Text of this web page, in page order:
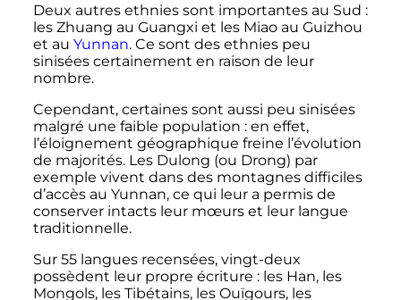
Deux autres ethnies sont importantes au Sud :
les Zhuang au Guangxi et les Miao au Guizhou
et au Yunnan. Ce sont des ethnies peu
sinisées certainement en raison de leur
nombre.
Cependant, certaines sont aussi peu sinisées
malgré une faible population : en effet,
l’éloignement géographique freine l’évolution
de majorités. Les Dulong (ou Drong) par
exemple vivent dans des montagnes difficiles
d’accès au Yunnan, ce qui leur a permis de
conserver intacts leur mœurs et leur langue
traditionnelle.
Sur 55 langues recensées, vingt-deux
possèdent leur propre écriture : les Han, les
Mongols, les Tibétains, les Ouïgours, les